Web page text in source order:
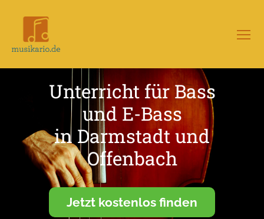
–
Musikunterricht
Unterricht für Bass
und E-Bass
in Darmstadt und
Offenbach
Jetzt kostenlos finden